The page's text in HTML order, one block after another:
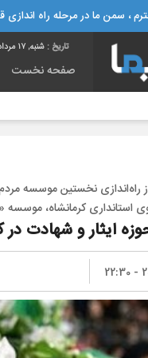
، سمن ما در مرحله راه اندازی
تاریخ : شنبه, ۱۷ مرداد , ۱۴۰۵
صفحه نخست
از راه‌اندازی نخستین موسسه
استانداری کرمانشاه،
ایثار و شهادت در